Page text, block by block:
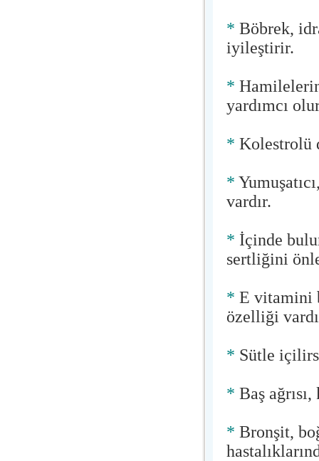
* Böbrek,
iyileştirir.
*
yardımcı
* Kolestrolü
*
vardır.
* İçinde
sertliğini
* E vitamini
özelliği
* Sütle
* Baş
* Bronşit,